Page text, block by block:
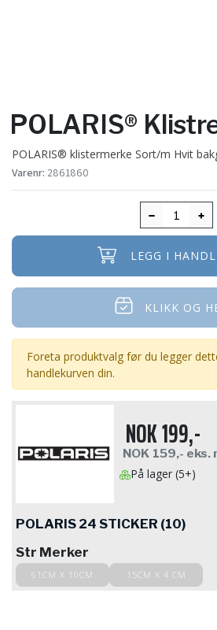
POLARIS®
POLARIS® klistermerke Sort/m Hvit
Varenr: 2861860
LEGG I
KLIKK OG
Foreta produktvalg før du legger
handlekurven din.
NOK199,-
NOK 159,- eks.
På lager (5+)
POLARIS 24 STICKER (10)
Str Merker
61CM X 10CM 15CM X 4 CM